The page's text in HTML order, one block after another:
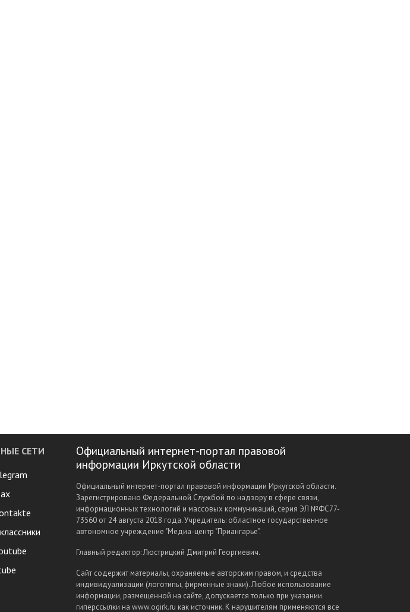
СЕТИ
Официальный интернет-портал правовой
информации Иркутской области
Официальный интернет-портал правовой информации Иркутской области.
Зарегистрировано Федеральной Службой по надзору в сфере связи,
информационных технологий и массовых коммуникаций, серия ЭЛ №ФС77-
73560 от 24 августа 2018 года. Учредитель: областное государственное
автономное учреждение "Медиа-центр "Приангарье".
Главный редактор: Люстрицкий Дмитрий Георгиевич.
Сайт содержит материалы, охраняемые авторским правом, и средства
индивидуализации (логотипы, фирменные знаки). Любое использование
информации, размещенной на сайте, допускается только при указании
гиперссылки на www.ogirk.ru как источник. К нарушителям применяются все